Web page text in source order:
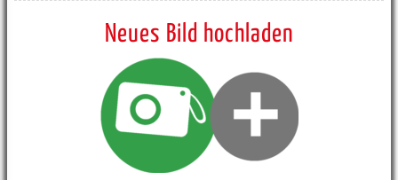
Neues Bild hochladen